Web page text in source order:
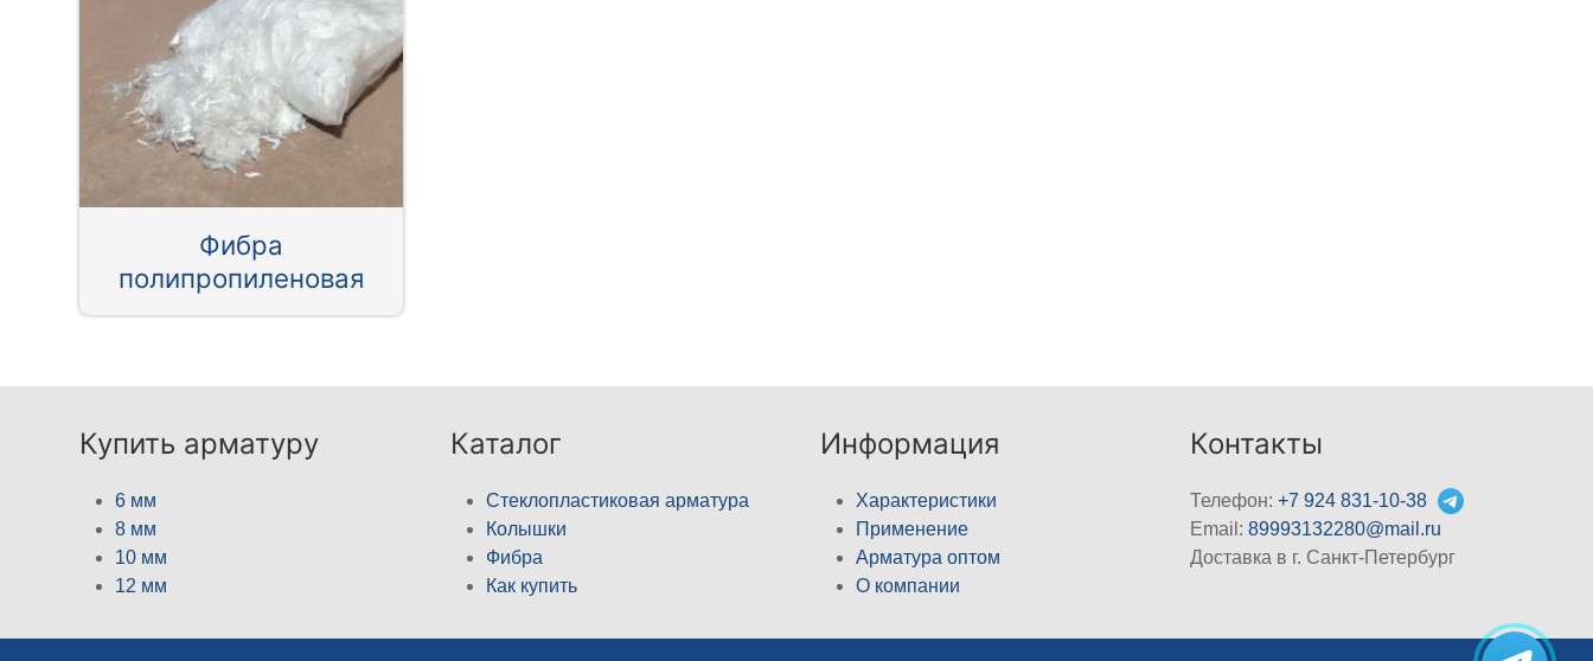
Фибра
полипропиленовая
Купить арматуру
6 мм
8 мм
10 мм
12 мм
Каталог
Стеклопластиковая арматура
Колышки
Фибра
Как купить
Информация
Характеристики
Применение
Арматура оптом
О компании
Контакты
Телефон:+7 924 831-10-38
Email:89993132280@mail.ru
Доставка в г. Санкт-Петербург